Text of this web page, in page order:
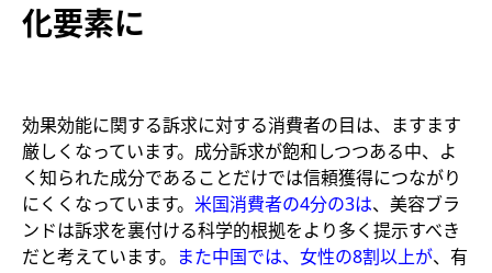
化要素に
効果効能に関する訴求に対する消費者の目は、ますます
厳しくなっています。成分訴求が飽和しつつある中、よ
く知られた成分であることだけでは信頼獲得につながり
にくくなっています。 米国消費者の4分の3は、美容ブラ
ンドは訴求を裏付ける科学的根拠をより多く提示すべき
だと考えています。 また中国では、女性の8割以上が、有